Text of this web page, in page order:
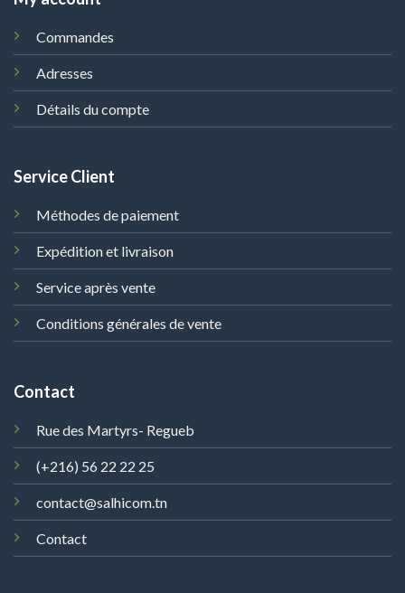
Commandes
Adresses
Détails du compte
Service Client
Méthodes de paiement
Expédition et livraison
Service après vente
Conditions générales de vente
Contact
Rue des Martyrs- Regueb
(+216) 56 22 22 25
contact@salhicom.tn
Contact